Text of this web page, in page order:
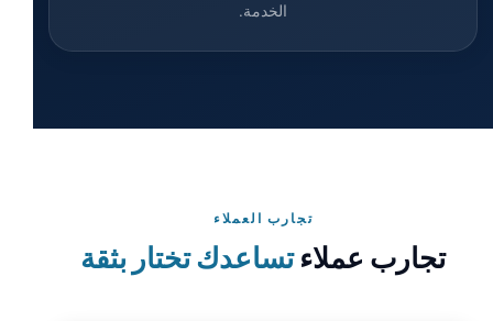
الخدمة.
تجارب العملاء
تجارب عملاءتساعدك تختار بثقة